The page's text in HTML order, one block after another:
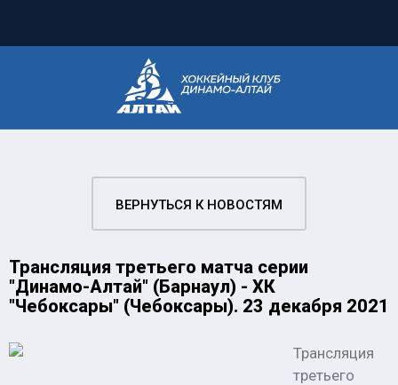
ВЕРНУТЬСЯ К НОВОСТЯМ
Трансляция третьего матча серии
"Динамо-Алтай" (Барнаул) - ХК
"Чебоксары" (Чебоксары). 23 декабря 2021
Трансляция
третьего